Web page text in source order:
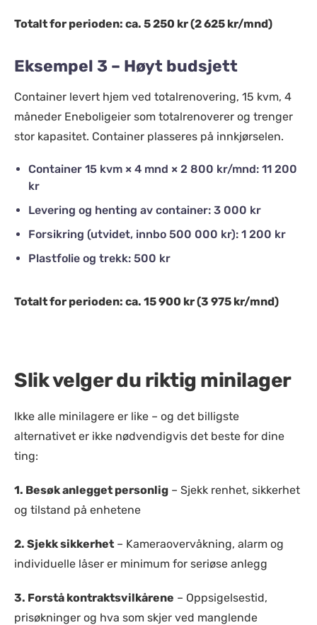
Totalt for perioden: ca. 5 250 kr (2 625 kr/mnd)
Eksempel 3 – Høyt budsjett
Container levert hjem ved totalrenovering, 15 kvm, 4
måneder Eneboligeier som totalrenoverer og trenger
stor kapasitet. Container plasseres på innkjørselen.
Container 15 kvm × 4 mnd × 2 800 kr/mnd: 11 200
kr
Levering og henting av container: 3 000 kr
Forsikring (utvidet, innbo 500 000 kr): 1 200 kr
Plastfolie og trekk: 500 kr
Totalt for perioden: ca. 15 900 kr (3 975 kr/mnd)
Slik velger du riktig minilager
Ikke alle minilagere er like – og det billigste
alternativet er ikke nødvendigvis det beste for dine
ting:
1. Besøk anlegget personlig – Sjekk renhet, sikkerhet
og tilstand på enhetene
2. Sjekk sikkerhet – Kameraovervåkning, alarm og
individuelle låser er minimum for seriøse anlegg
3. Forstå kontraktsvilkårene – Oppsigelsestid,
prisøkninger og hva som skjer ved manglende